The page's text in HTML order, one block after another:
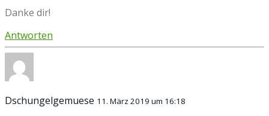
Danke dir!
Antworten
Dschungelgemuese 11. März 2019 um 16:18